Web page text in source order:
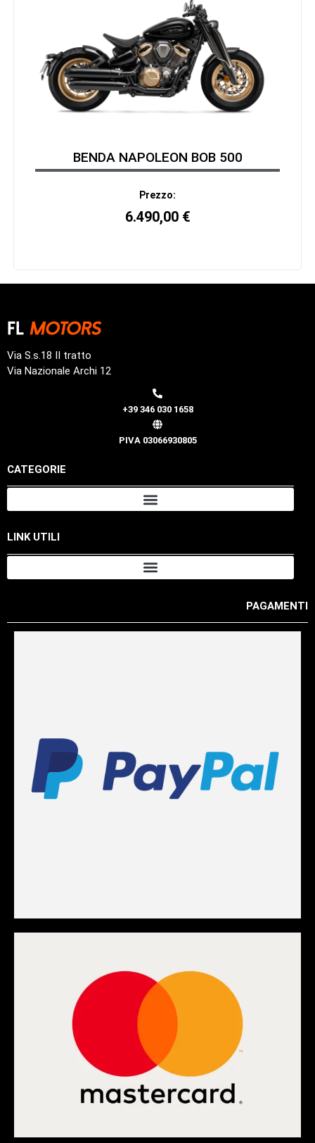
BENDA NAPOLEON BOB 500
Prezzo:
6.490,00 €
Via S.s.18 II tratto
Via Nazionale Archi 12
+39 346 030 1658
PIVA 03066930805
CATEGORIE
LINK UTILI
PAGAMENTI